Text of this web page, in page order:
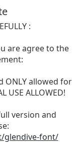
:
are agree to the
ONLY allowed for
USE ALLOWED!
version and
glendive-font/